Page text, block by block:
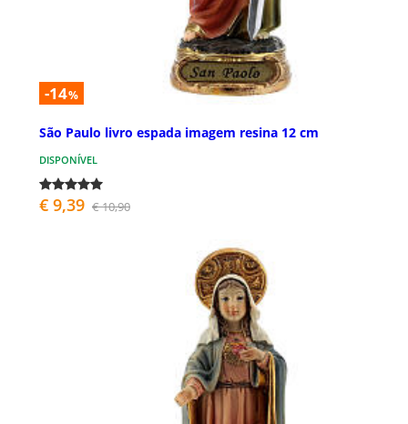
-14%
São Paulo livro espada imagem resina 12 cm
DISPONÍVEL
€ 9,39 € 10,90